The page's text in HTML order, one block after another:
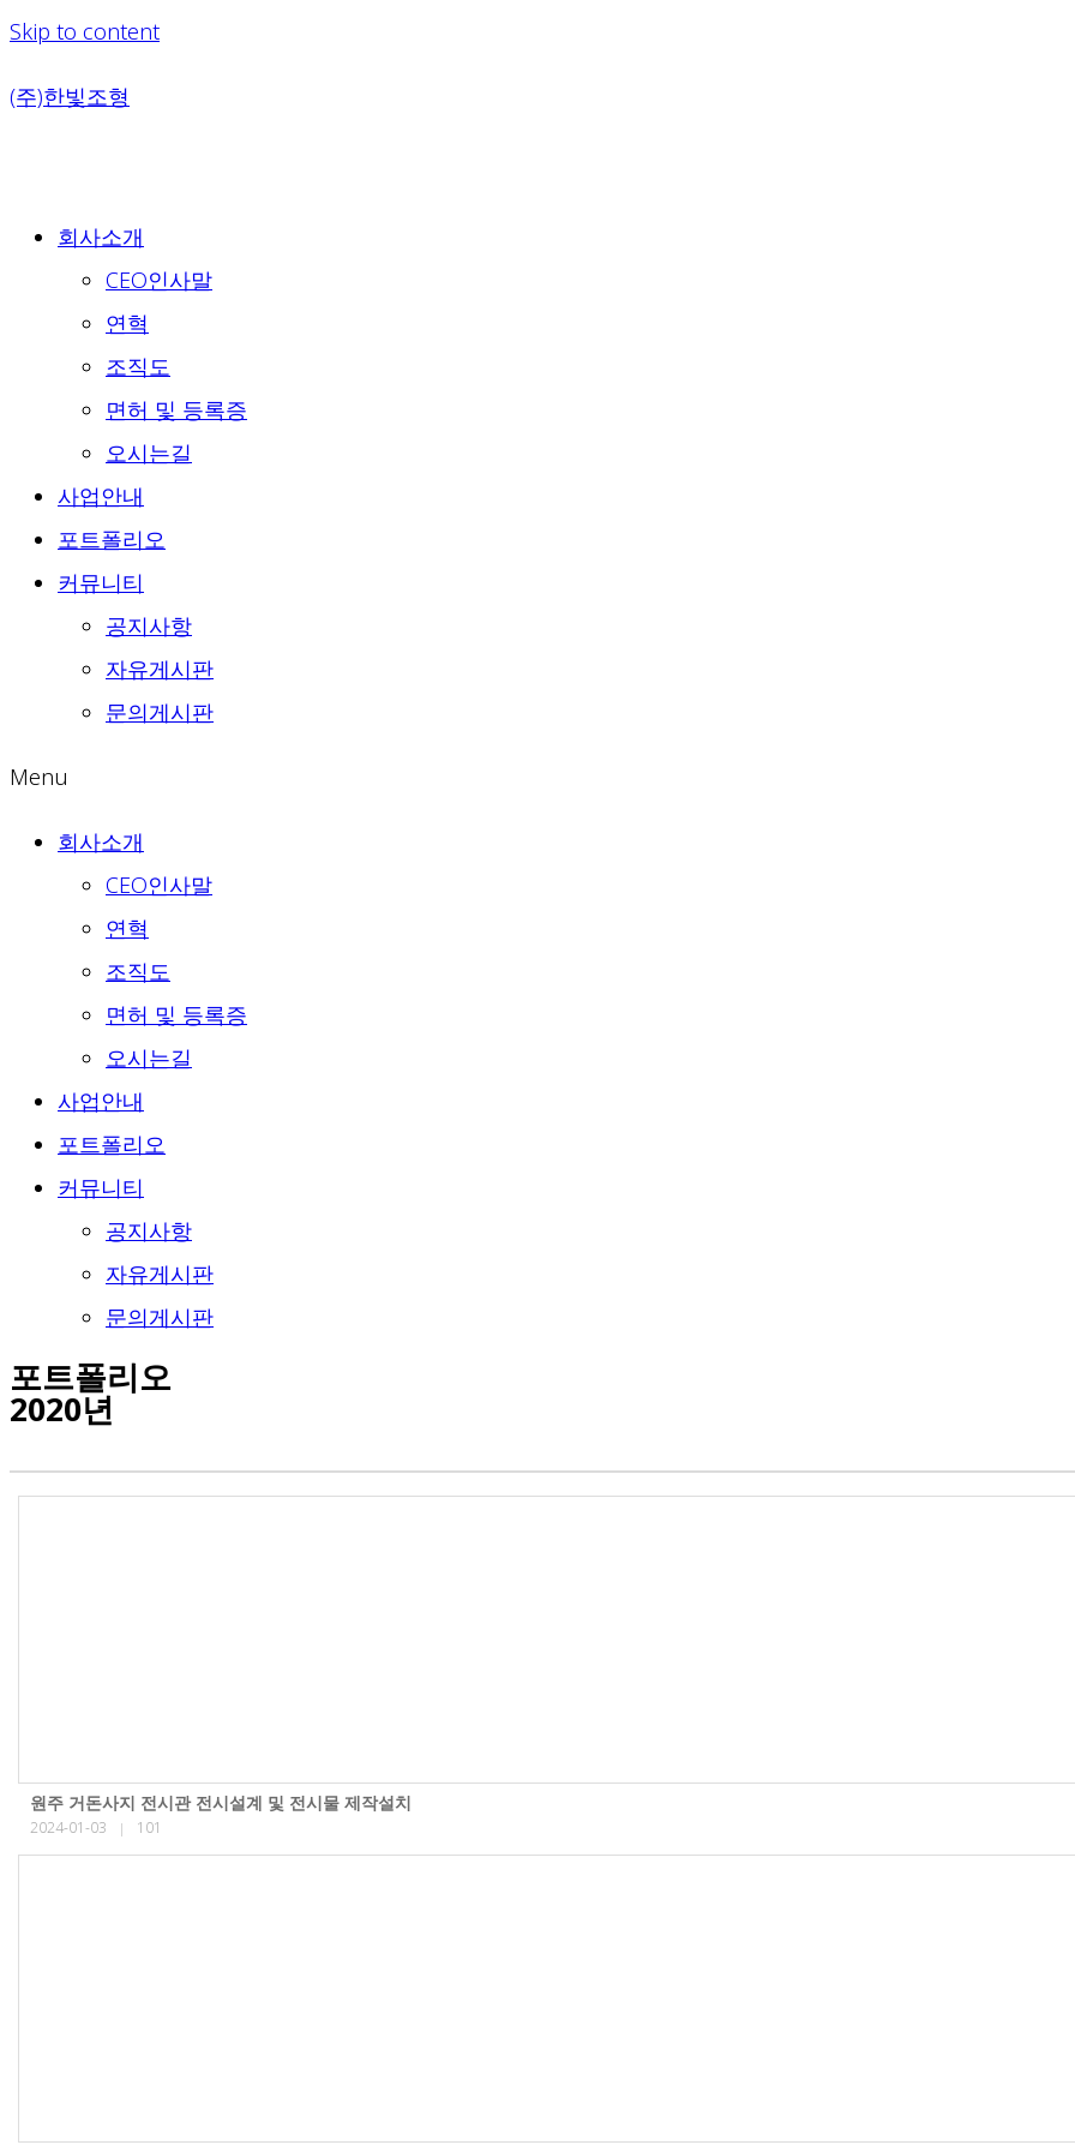
Skip to content
(주)한빛조형
회사소개
CEO인사말
연혁
조직도
면허 및 등록증
오시는길
사업안내
포트폴리오
커뮤니티
공지사항
자유게시판
문의게시판
Menu
회사소개
CEO인사말
연혁
조직도
면허 및 등록증
오시는길
사업안내
포트폴리오
커뮤니티
공지사항
자유게시판
문의게시판
포트폴리오
2020년
원주 거돈사지 전시관 전시설계 및 전시물 제작설치
2024-01-03 | 101